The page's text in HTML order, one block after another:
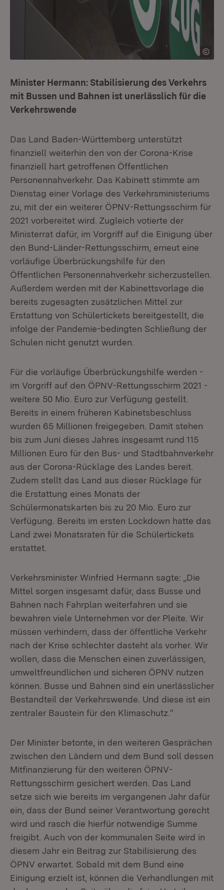
Minister Hermann: Stabilisierung des Verkehrs
mit Bussen und Bahnen ist unerlässlich für die
Verkehrswende
Das Land Baden-Württemberg unterstützt
finanziell weiterhin den von der Corona-Krise
finanziell hart getroffenen Öffentlichen
Personennahverkehr. Das Kabinett stimmte am
Dienstag einer Vorlage des Verkehrsministeriums
zu, mit der ein weiterer ÖPNV-Rettungsschirm für
2021 vorbereitet wird. Zugleich votierte der
Ministerrat dafür, im Vorgriff auf die Einigung über
den Bund-Länder-Rettungsschirm, erneut eine
vorläufige Überbrückungshilfe für den
Öffentlichen Personennahverkehr sicherzustellen.
Außerdem werden mit der Kabinettsvorlage die
bereits zugesagten zusätzlichen Mittel zur
Erstattung von Schülertickets bereitgestellt, die
infolge der Pandemie-bedingten Schließung der
Schulen nicht genutzt wurden.
Für die vorläufige Überbrückungshilfe werden -
im Vorgriff auf den ÖPNV-Rettungsschirm 2021 -
weitere 50 Mio. Euro zur Verfügung gestellt.
Bereits in einem früheren Kabinetsbeschluss
wurden 65 Millionen freigegeben. Damit stehen
bis zum Juni dieses Jahres insgesamt rund 115
Millionen Euro für den Bus- und Stadtbahnverkehr
aus der Corona-Rücklage des Landes bereit.
Zudem stellt das Land aus dieser Rücklage für
die Erstattung eines Monats der
Schülermonatskarten bis zu 20 Mio. Euro zur
Verfügung. Bereits im ersten Lockdown hatte das
Land zwei Monatsraten für die Schülertickets
erstattet.
Verkehrsminister Winfried Hermann sagte: „Die
Mittel sorgen insgesamt dafür, dass Busse und
Bahnen nach Fahrplan weiterfahren und sie
bewahren viele Unternehmen vor der Pleite. Wir
müssen verhindern, dass der öffentliche Verkehr
nach der Krise schlechter dasteht als vorher. Wir
wollen, dass die Menschen einen zuverlässigen,
umweltfreundlichen und sicheren ÖPNV nutzen
können. Busse und Bahnen sind ein unerlässlicher
Bestandteil der Verkehrswende. Und diese ist ein
zentraler Baustein für den Klimaschutz.“
Der Minister betonte, in den weiteren Gesprächen
zwischen den Ländern und dem Bund soll dessen
Mitfinanzierung für den weiteren ÖPNV-
Rettungsschirm gesichert werden. Das Land
setze sich wie bereits im vergangenen Jahr dafür
ein, dass der Bund seiner Verantwortung gerecht
wird und rasch die hierfür notwendige Summe
freigibt. Auch von der kommunalen Seite wird in
diesem Jahr ein Beitrag zur Stabilisierung des
ÖPNV erwartet. Sobald mit dem Bund eine
Einigung erzielt ist, können die Verhandlungen mit